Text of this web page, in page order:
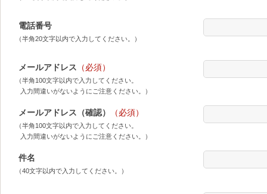
電話番号
（半角20文字以内で入力してください。）
メールアドレス （必須）
（半角100文字以内で入力してください。
入力間違いがないようにご注意ください。）
メールアドレス（確認） （必須）
（半角100文字以内で入力してください。
入力間違いがないようにご注意ください。）
件名
（40文字以内で入力してください。）